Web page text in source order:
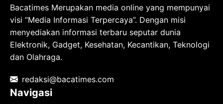
Bacatimes Merupakan media online yang mempunyai
visi “Media Informasi Terpercaya”. Dengan misi
menyediakan informasi terbaru seputar dunia
Elektronik, Gadget, Kesehatan, Kecantikan, Teknologi
dan Olahraga.
redaksi@bacatimes.com
Navigasi